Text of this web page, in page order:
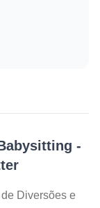
-
Diversões e